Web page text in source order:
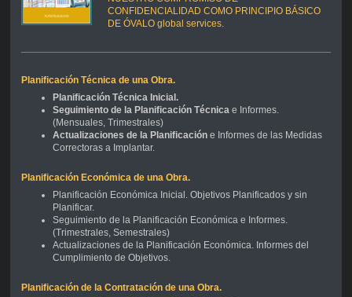
CONFIDENCIALIDAD COMO PRINCIPIO BÁSICO
DE ÓVALO global services.
Planificación Técnica de una Obra.
Planificación Técnica Inicial.
Seguimiento de la Planificación Técnica e Informes.
(Mensuales, Trimestrales)
Actualizaciones de la Planificacióne Informes de las Medidas
Correctoras a Implantar.
Planificación Económica de una Obra.
Planificación Económica Inicial. Objetivos Planificados y sin
Planificar.
Seguimiento de la Planificación Económica e Informes.
(Trimestrales, Semestrales)
Actualizaciones de la Planificación Económica. Informes del
Cumplimiento de Objetivos.
Planificación de la Contratación de una Obra.